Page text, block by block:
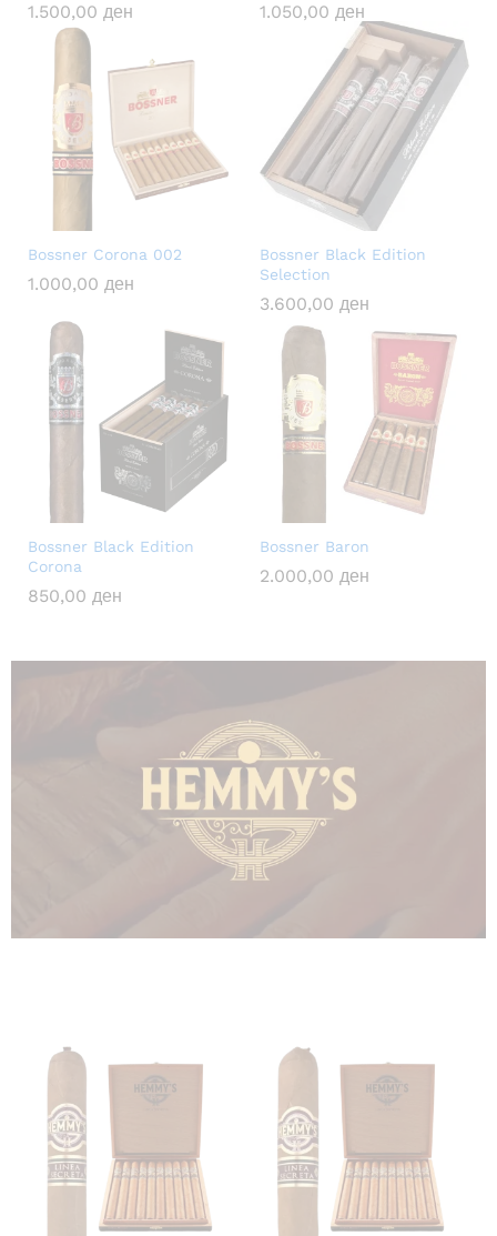
1.500,00 ден 1.050,00 ден
Bossner Corona 002
1.000,00 ден
Bossner Black Edition
Selection
3.600,00 ден
Bossner Black Edition
Corona
850,00 ден
Bossner Baron
2.000,00 ден